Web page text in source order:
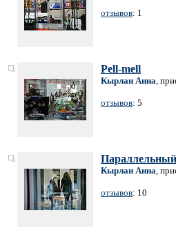
отзывов: 1
Pell-mell
Кырлан Анна,
отзывов: 5
Кырлан Анна,
отзывов: 10